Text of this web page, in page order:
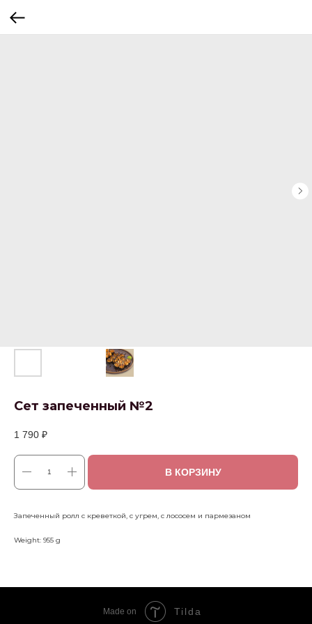
Сет запеченный №2
1 790 ₽
В КОРЗИНУ
Запеченный ролл с креветкой, с угрем, с лососем и пармезаном
Weight: 955 g
Made on Tilda